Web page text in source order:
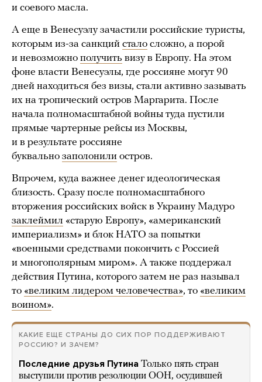
и соевого масла.
А еще в Венесуэлу зачастили российские туристы,
которым из-за санкций стало сложно, а порой
и невозможно получить визу в Европу. На этом
фоне власти Венесуэлы, где россияне могут 90
дней находиться без визы, стали активно зазывать
их на тропический остров Маргарита. После
начала полномасштабной войны туда пустили
прямые чартерные рейсы из Москвы,
и в результате россияне
буквально заполонили остров.
Впрочем, куда важнее денег идеологическая
близость. Сразу после полномасштабного
вторжения российских войск в Украину Мадуро
заклеймил «старую Европу», «американский
империализм» и блок НАТО за попытки
«военными средствами покончить с Россией
и многополярным миром». А также поддержал
действия Путина, которого затем не раз называл
то «великим лидером человечества», то «великим
воином».
КАКИЕ ЕЩЕ СТРАНЫ ДО СИХ ПОР ПОДДЕРЖИВАЮТ
РОССИЮ? И ЗАЧЕМ?
Последние друзья Путина Только пять стран
выступили против резолюции ООН, осудившей